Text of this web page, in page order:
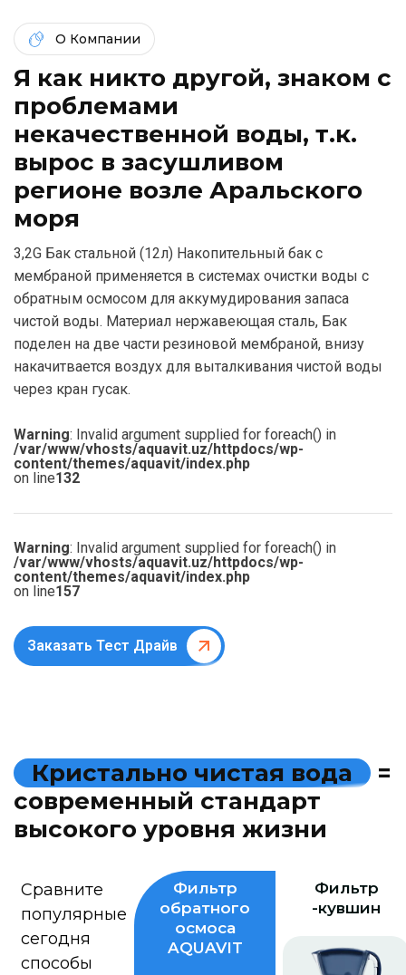
О Компании
Я как никто другой, знаком c
проблемами
некачественной воды, т.к.
вырос в засушливом
регионе возле Аральского
моря
3,2G Бак стальной (12л) Накопительный бак с
мембраной применяется в системах очистки воды с
обратным осмосом для аккумудирования запаса
чистой воды. Материал нержавеющая сталь, Бак
поделен на две части резиновой мембраной, внизу
накачитвается воздух для выталкивания чистой воды
через кран гусак.
Warning: Invalid argument supplied for foreach() in
/var/www/vhosts/aquavit.uz/httpdocs/wp-
content/themes/aquavit/index.php
on line132
Warning: Invalid argument supplied for foreach() in
/var/www/vhosts/aquavit.uz/httpdocs/wp-
content/themes/aquavit/index.php
on line157
Заказать Тест Драйв
Кристально чистая вода
=
современный стандарт
высокого уровня жизни
Сравните
популярные
сегодня
способы
Фильтр
обратного
осмоса
AQUAVIT
Фильтр
-кувшин